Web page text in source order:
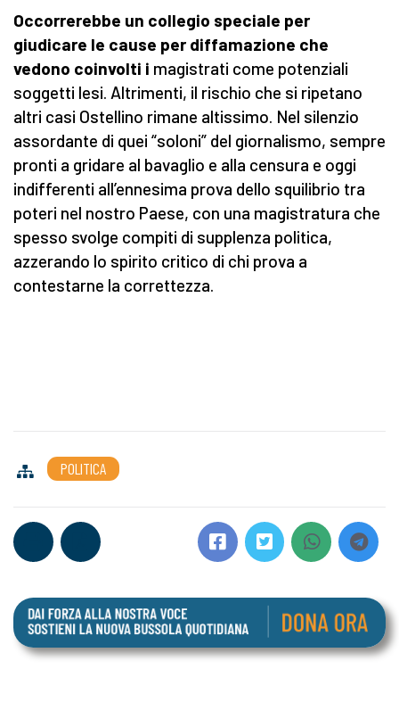
Occorrerebbe un collegio speciale per
giudicare le cause per diffamazione che
vedono coinvolti i magistrati come potenziali
soggetti lesi. Altrimenti, il rischio che si ripetano
altri casi Ostellino rimane altissimo. Nel silenzio
assordante di quei “soloni” del giornalismo, sempre
pronti a gridare al bavaglio e alla censura e oggi
indifferenti all’ennesima prova dello squilibrio tra
poteri nel nostro Paese, con una magistratura che
spesso svolge compiti di supplenza politica,
azzerando lo spirito critico di chi prova a
contestarne la correttezza.
POLITICA